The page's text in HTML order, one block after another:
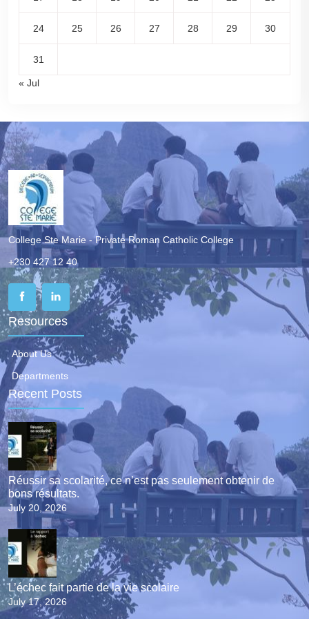
24 25 26 27 28 29 30
31
« Jul
College Ste Marie - Private Roman Catholic College
+230 427 12 40
Resources
About Us
Departments
Recent Posts
Réussir sa scolarité, ce n’est pas seulement obtenir de
bons résultats.
July 20, 2026
L’échec fait partie de la vie scolaire
July 17, 2026